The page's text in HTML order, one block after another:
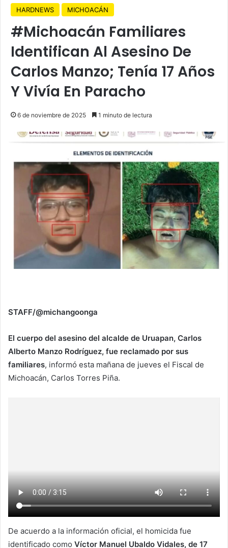
HARDNEWS MICHOACÁN
#Michoacán Familiares
Identifican Al Asesino De
Carlos Manzo; Tenía 17 Años
Y Vivía En Paracho
6 de noviembre de 2025 1 minuto de lectura
STAFF/@michangoonga
El cuerpo del asesino del alcalde de Uruapan, Carlos
Alberto Manzo Rodríguez, fue reclamado por sus
familiares, informó esta mañana de jueves el Fiscal de
Michoacán, Carlos Torres Piña.
De acuerdo a la información oficial, el homicida fue
identificado como Víctor Manuel Ubaldo Vidales, de 17